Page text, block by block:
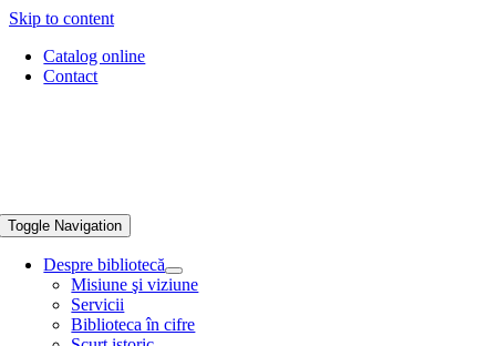
Skip to content
Catalog online
Contact
Toggle Navigation
Despre bibliotecă
Misiune şi viziune
Servicii
Biblioteca în cifre